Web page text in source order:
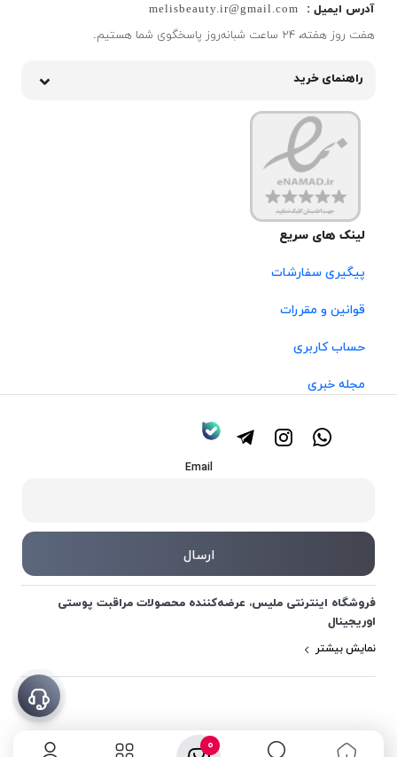
0
آدرس ایمیل :
melisbeauty.ir@gmail.com
هفت روز هفته، ۲۴ ساعت شبانه‌روز پاسخگوی شما هستیم.
راهنمای خرید
لینک های سریع
پیگیری سفارشات
قوانین و مقررات
حساب کاربری
مجله خبری
Email
فروشگاه اینترنتی ملیس، عرضه‌کننده محصولات مراقبت پوستی
اوریجینال
نمایش بیشتر